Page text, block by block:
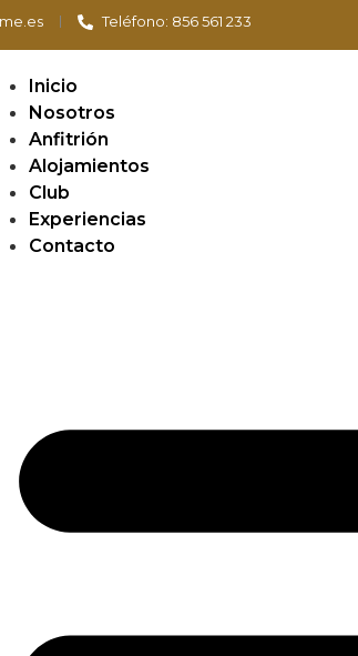
Teléfono: 856 561 233
Inicio
Nosotros
Anfitrión
Alojamientos
Club
Experiencias
Contacto